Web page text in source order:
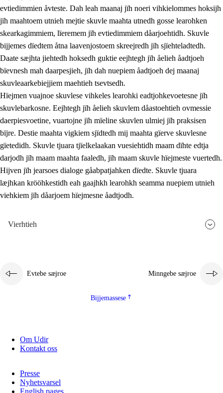
3. Prinsihph skuvlen rïektesisnie
3.1 Feerhmeles lïeremebyjrese
3.2 Ööhpehtimmie jïh sjïehtedamme lïerehtimmie
3.3 Gåetie jïh skuvle laavenjostoeh
3.4 Lïerehtimmie learoesïeltesne jïh barkoejielemisnie
3.5 Profesjonsektievoete jïh skuvleevtiedimmie
evtiedimmien åvteste. Dah leah maanaj jïh noeri vihkielommes hoksijh
jïh maahtoem utnieh mejtie skuvle maahta utnedh gosse learohken
skearkagimmiem, lïeremem jïh evtiedimmiem dåarjoehtidh. Skuvle
bijjemes dïedtem åtna laavenjostoem skreejredh jïh sjïehteladtedh.
Daate sæjhta jiehtedh hoksedh guktie eejhtegh jïh åelieh åadtjoeh
bïevnesh mah daarpesjieh, jïh dah nuepiem åadtjoeh dej maanaj
skuvleaarkebiejjiem maehtieh tsevtsedh.
Hïejmen vuajnoe skuvlese vihkeles learohki eadtjohkevoetesne jïh
skuvlebarkosne. Eejhtegh jïh åelieh skuvlem dåastoehtieh ovmessie
daerpiesvoetine, vuartojne jïh mïeline skuvlen ulmiej jïh praksisen
bïjre. Destie maahta vigkiem sjïdtedh mij maahta gïerve skuvlesne
gïetedidh. Skuvle tjuara tjïelkelaakan vuesiehtidh maam dïhte edtja
darjodh jïh maam maahta faaledh, jïh maam skuvle hïejmeste vuertedh.
Hijven jïh jearsoes dialoge gåabpatjahken dïedte. Skuvle tjuara
læjhkan krööhkestidh eah gaajhkh learohkh seamma nuepiem utnieh
viehkiem jïh dåarjoem hïejmesne åadtjodh.
Vierhtieh
Evtebe sæjroe Minngebe sæjroe
Bijjemassese
Om Udir
Kontakt oss
Presse
Nyhetsvarsel